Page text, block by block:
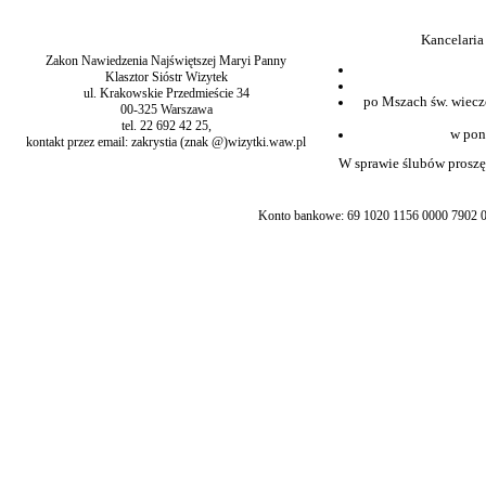
Zakon Nawiedzenia Najświętszej Maryi Panny
Klasztor Sióstr Wizytek
ul. Krakowskie Przedmieście 34
00-325 Warszawa
tel. 22 692 42 25,
kontakt przez email: zakrystia (znak @)wizytki.waw.pl
po Mszach św.
w
W sprawie ślubów
Konto bankowe: 69 1020 1156 0000 7902